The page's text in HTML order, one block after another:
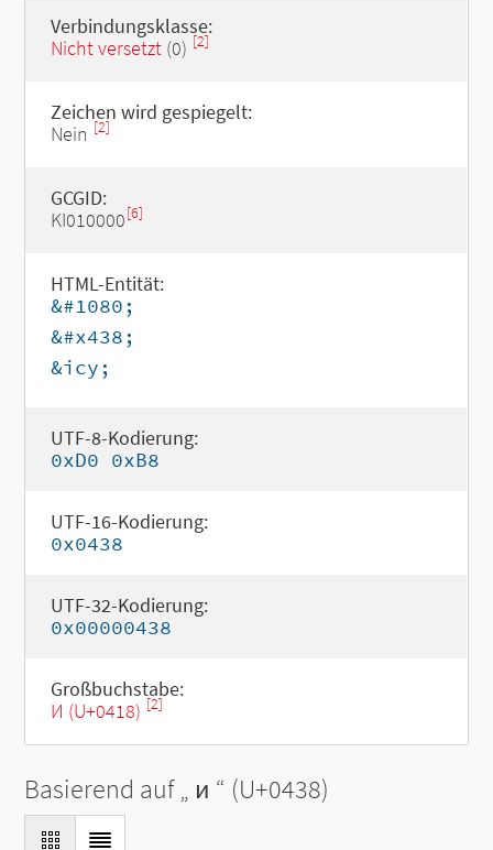
Verbindungsklasse:
Nicht versetzt(0) [2]
Zeichen wird gespiegelt:
Nein [2]
GCGID:
KI010000[6]
HTML-Entität:
&#1080;
&#x438;
&icy;
UTF-8-Kodierung:
0xD0 0xB8
UTF-16-Kodierung:
0x0438
UTF-32-Kodierung:
0x00000438
Großbuchstabe:
И (U+0418) [2]
Basierend auf „ и “ (U+0438)